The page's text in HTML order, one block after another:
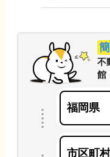
不
館